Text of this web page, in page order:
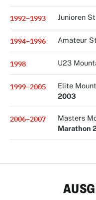
1992–1993 Junioren
1994–1996 Amateur
1998 U23
1999–2005 Elite
2003
2006–2007 Masters
Marathon